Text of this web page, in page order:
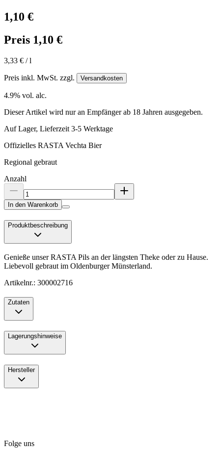
1,10 €
Preis 1,10 €
3,33 € / l
Preis inkl. MwSt. zzgl. Versandkosten
4.9% vol. alc.
Dieser Artikel wird nur an Empfängerab 18 Jahren ausgegeben.
Auf Lager, Lieferzeit 3-5 Werktage
Offizielles RASTA Vechta Bier
Regional gebraut
Anzahl
In den Warenkorb
Produktbeschreibung
Genieße unser RASTA Pils an der längsten Theke oder zu Hause.
Liebevoll gebraut im Oldenburger Münsterland.
Artikelnr.: 300002716
Zutaten
Lagerungshinweise
Hersteller
Folge uns